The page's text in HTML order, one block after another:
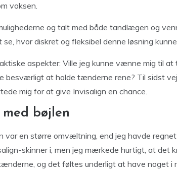
voksen.
og talt med både tandlægen og
se, hvor diskret og fleksibel denne løsning
aspekter: Ville jeg kunne vænne mig til at
besværligt at holde tænderne rene? Til sidst
mig for at give Invisalign en chance.
bøjlen
var en større omvæltning, end jeg havde
skinner i, men jeg mærkede hurtigt, at
og det føltes underligt at have noget i